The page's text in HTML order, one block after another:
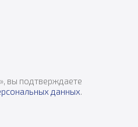
вы подтверждаете
данных.